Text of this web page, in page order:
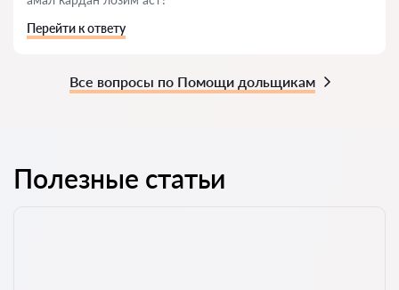
Перейти к ответу
Все вопросы по Помощи дольщикам
Полезные статьи